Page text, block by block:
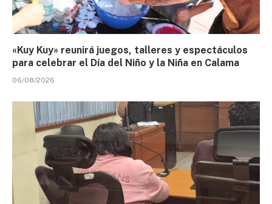
«Kuy Kuy» reunirá juegos, talleres y espectáculos
para celebrar el Día del Niño y la Niña en Calama
06/08/2026